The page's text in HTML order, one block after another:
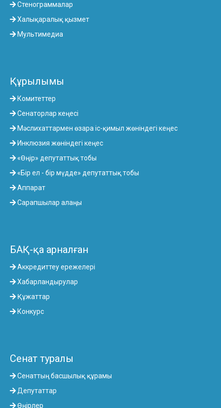
Стенограммалар
Халықаралық қызмет
Мультимедиа
Құрылымы
Комитеттер
Сенаторлар кеңесі
Мәслихаттармен өзара іс-қимыл жөніндегі кеңес
Инклюзия жөніндегі кеңес
«Өңір» депутаттық тобы
«Бір ел - бір мүдде» депутаттық тобы
Аппарат
Сарапшылар алаңы
БАҚ-қа арналған
Аккредиттеу ережелері
Хабарландырулар
Құжаттар
Конкурс
Сенат туралы
Сенаттың басшылық құрамы
Депутаттар
Өңірлер